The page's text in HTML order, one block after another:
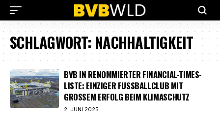
SCHLAGWORT:NACHHALTIGKEIT
BVB IN RENOMMIERTER FINANCIAL-TIMES-
LISTE: EINZIGER FUSSBALLCLUB MIT G
ROSSEM ERFOLG BEIM KLIMASCHUTZ
2. JUNI 2025